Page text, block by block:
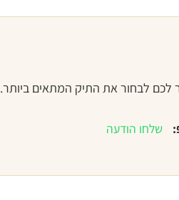
לכם לבחור את התיק המתאים ביותר.
שלחו הודעה